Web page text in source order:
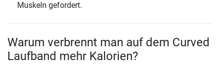
Muskeln gefordert.
Warum verbrennt man auf dem Curved
Laufband mehr Kalorien?